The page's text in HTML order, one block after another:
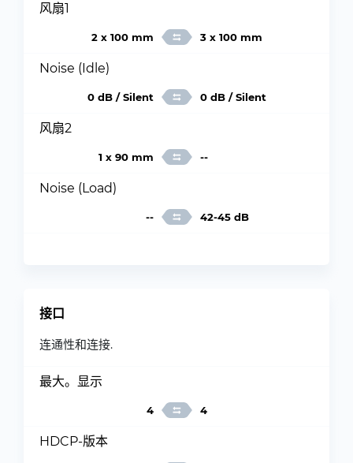
风扇1
2 x 100 mm 3 x 100 mm
Noise (Idle)
0 dB / Silent 0 dB / Silent
风扇2
1 x 90 mm --
Noise (Load)
-- 42-45 dB
接口
连通性和连接.
最大。显示
4 4
HDCP-版本